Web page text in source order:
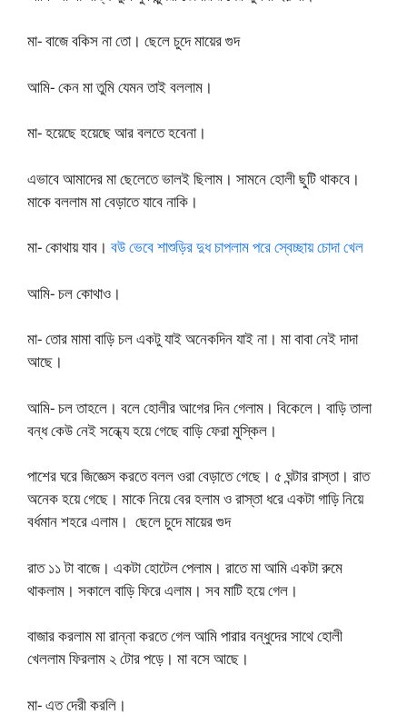
মা- বাজে বকিস না তো। ছেলে চুদে মায়ের গুদ
আমি- কেন মা তুমি যেমন তাই বললাম।
মা- হয়েছে হয়েছে আর বলতে হবেনা।
এভাবে আমাদের মা ছেলেতে ভালই ছিলাম। সামনে হোলী ছুটি থাকবে।
মাকে বললাম মা বেড়াতে যাবে নাকি।
মা- কোথায় যাব। বউ ভেবে শাশুড়ির দুধ চাপলাম পরে স্বেচ্ছায় চোদা খেল
আমি- চল কোথাও।
মা- তোর মামা বাড়ি চল একটু যাই অনেকদিন যাই না। মা বাবা নেই দাদা
আছে।
আমি- চল তাহলে। বলে হোলীর আগের দিন গেলাম। বিকেলে। বাড়ি তালা
বন্ধ কেউ নেই সন্ধ্যে হয়ে গেছে বাড়ি ফেরা মুস্কিল।
পাশের ঘরে জিজ্ঞেস করতে বলল ওরা বেড়াতে গেছে। ৫ ঘন্টার রাস্তা। রাত
অনেক হয়ে গেছে। মাকে নিয়ে বের হলাম ও রাস্তা ধরে একটা গাড়ি নিয়ে
বর্ধমান শহরে এলাম। ছেলে চুদে মায়ের গুদ
রাত ১১ টা বাজে। একটা হোটেল পেলাম। রাতে মা আমি একটা রুমে
থাকলাম। সকালে বাড়ি ফিরে এলাম। সব মাটি হয়ে গেল।
বাজার করলাম মা রান্না করতে গেল আমি পারার বন্ধুদের সাথে হোলী
খেললাম ফিরলাম ২ টোর পড়ে। মা বসে আছে।
মা- এত দেরী করলি।